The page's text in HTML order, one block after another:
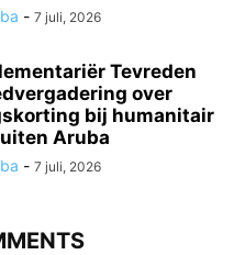
- 7 juli, 2026
Tevreden
over
bij humanitair
Aruba
- 7 juli, 2026